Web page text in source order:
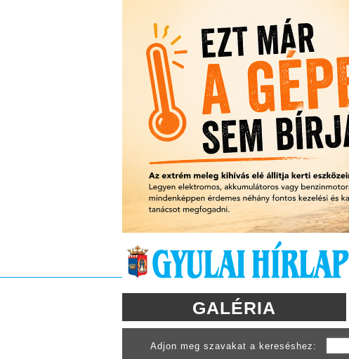
GALÉRIA
Adjon meg szavakat a kereséshez: